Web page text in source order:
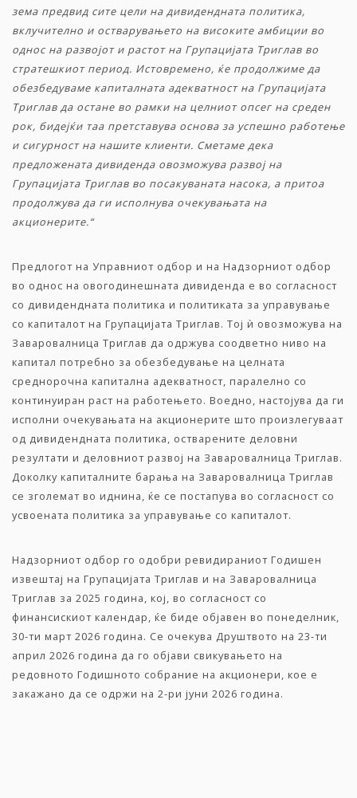
зема предвид сите цели на дивидендната политика,
вклучително и остварувањето на високите амбиции во
однос на развојот и растот на Групацијата Триглав во
стратешкиот период. Истовремено, ќе продолжиме да
обезбедуваме капиталната адекватност на Групацијата
Триглав да остане во рамки на целниот опсег на среден
рок, бидејќи таа претставува основа за успешно работење
и сигурност на нашите клиенти. Сметаме дека
предложената дивиденда овозможува развој на
Групацијата Триглав во посакуваната насока, а притоа
продолжува да ги исполнува очекувањата на
акционерите.“
Предлогот на Управниот одбор и на Надзорниот одбор
во однос на овогодинешната дивиденда е во согласност
со дивидендната политика и политиката за управување
со капиталот на Групацијата Триглав. Тој ѝ овозможува на
Заваровалница Триглав да одржува соодветно ниво на
капитал потребно за обезбедување на целната
среднорочна капитална адекватност, паралелно со
континуиран раст на работењето. Воедно, настојува да ги
исполни очекувањата на акционерите што произлегуваат
од дивидендната политика, остварените деловни
резултати и деловниот развој на Заваровалница Триглав.
Доколку капиталните барања на Заваровалница Триглав
се зголемат во иднина, ќе се постапува во согласност со
усвоената политика за управување со капиталот.
Надзорниот одбор го одобри ревидираниот Годишен
извештај на Групацијата Триглав и на Заваровалница
Триглав за 2025 година, кој, во согласност со
финансискиот календар, ќе биде објавен во понеделник,
30-ти март 2026 година. Се очекува Друштвото на 23-ти
април 2026 година да го објави свикувањето на
редовното Годишното собрание на акционери, кое е
закажано да се одржи на 2-ри јуни 2026 година.